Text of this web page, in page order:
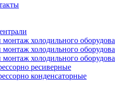
холодильного
монтаж холодильного
монтаж холодильного
ресиверные
конденсаторные